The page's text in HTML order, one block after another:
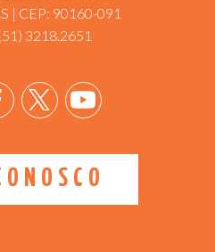
| CEP: 90160-091
3218.2651